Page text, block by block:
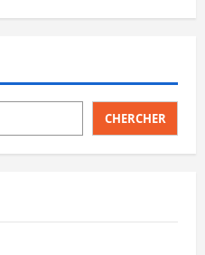
CHERCHER